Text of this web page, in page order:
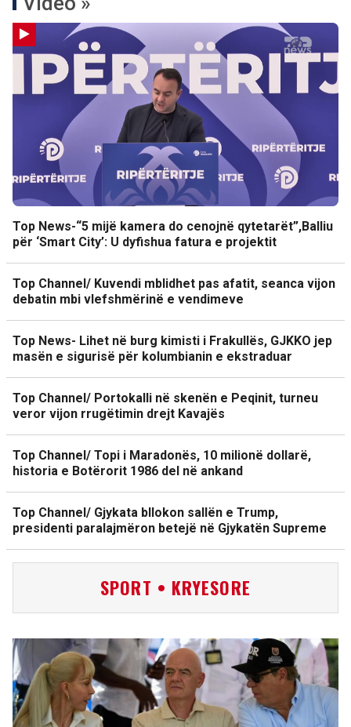
Top News-“5 mijë kamera do cenojnë qytetarët”,Balliu
për ‘Smart City’: U dyfishua fatura e projektit
Top Channel/ Kuvendi mblidhet pas afatit, seanca vijon
debatin mbi vlefshmërinë e vendimeve
Top News- Lihet në burg kimisti i Frakullës, GJKKO jep
masën e sigurisë për kolumbianin e ekstraduar
Top Channel/ Portokalli në skenën e Peqinit, turneu
veror vijon rrugëtimin drejt Kavajës
Top Channel/ Topi i Maradonës, 10 milionë dollarë,
historia e Botërorit 1986 del në ankand
Top Channel/ Gjykata bllokon sallën e Trump,
presidenti paralajmëron betejë në Gjykatën Supreme
SPORT • KRYESORE